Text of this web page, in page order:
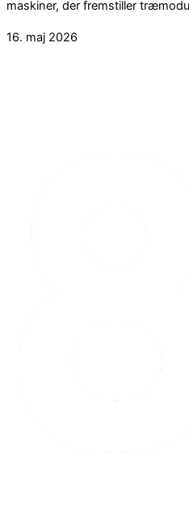
maskiner, der fremstiller
16. maj 2026